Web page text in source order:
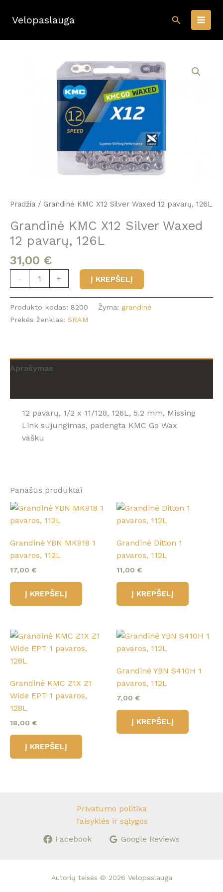
prieVelopaslauga Paieška
Pradžia / Grandinė KMC X12 Silver Waxed 12 pavarų, 126L
Grandinė KMC X12 Silver Waxed
12 pavarų, 126L
31,00 €
-
produkto
kiekis:
Grandinė
KMC
X12
12
pavarų,
+ Į KREPŠELĮ
Produkto kodas: 8200 Žyma: grandinė
Prekės ženklas: SRAM
Aprašymas
12 pavarų, 1/2 x 11/128, 126L, 5.2 mm, Missing
Link sujungimas, padengta KMC Go Wax
vašku
Panašūs produktai
Grandinė YBN MK918 1
pavaros, 112L
17,00 €
Į KREPŠELĮ
Grandinė Ditton 1
pavaros, 112L
11,00 €
Į KREPŠELĮ
Grandinė KMC Z1X Z1
Wide EPT 1 pavaros,
128L
18,00 €
Į KREPŠELĮ
Grandinė YBN S410H 1
pavaros, 112L
7,00 €
Į KREPŠELĮ
Privatumo politika
Taisyklės ir sąlygos
Facebook
Google Reviews
Autorių teisės © 2026 Velopaslauga